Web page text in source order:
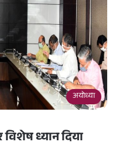
अयोध्या
विशेष ध्यान दिया